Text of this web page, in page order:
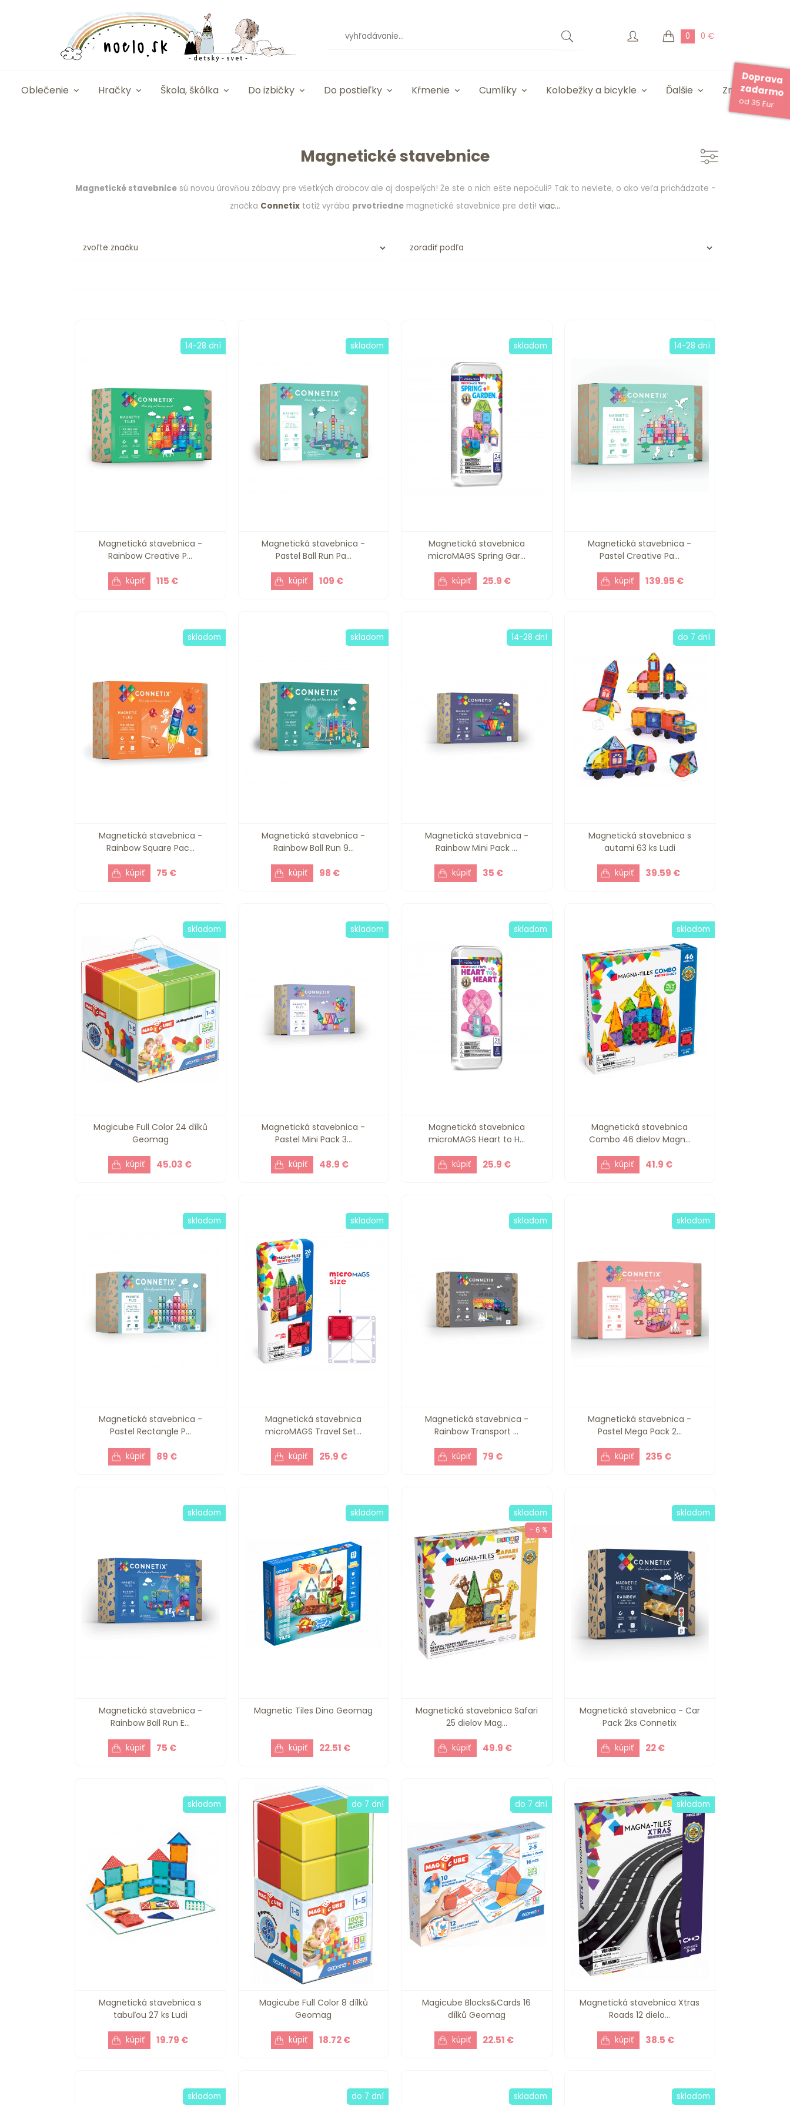
0 0 €
Doprava
zadarmo
od 35 Eur
Oblečenie Hračky Škola, škôlka Do izbičky Do postieľky Kŕmenie Cumlíky Kolobežky a bicykle Ďalšie Značky
Magnetické stavebnice
Magnetické stavebnicesú novou úrovňou zábavy pre všetkých drobcov ale aj dospelých! Že ste o nich ešte nepočuli? Tak to neviete, o ako veľa prichádzate -
značka Connetix totiž vyrába prvotriedne magnetické stavebnice pre deti! viac...
Magnetická stavebnica -
Rainbow Creative P...
115 €
14-28 dní
Magnetická stavebnica -
Pastel Ball Run Pa...
109 €
skladom
Magnetická stavebnica
microMAGS Spring Gar...
25.9 €
skladom
Magnetická stavebnica -
Pastel Creative Pa...
139.95 €
14-28 dní
Magnetická stavebnica -
Rainbow Square Pac...
75 €
skladom
Magnetická stavebnica -
Rainbow Ball Run 9...
98 €
skladom
Magnetická stavebnica -
Rainbow Mini Pack ...
35 €
14-28 dní
Magnetická stavebnica s
autami 63 ks Ludi
39.59 €
do 7 dní
Magicube Full Color 24 dílků
Geomag
45.03 €
skladom
Magnetická stavebnica -
Pastel Mini Pack 3...
48.9 €
skladom
Magnetická stavebnica
microMAGS Heart to H...
25.9 €
skladom
Magnetická stavebnica
Combo 46 dielov Magn...
41.9 €
skladom
Magnetická stavebnica -
Pastel Rectangle P...
89 €
skladom
Magnetická stavebnica
microMAGS Travel Set...
25.9 €
skladom
Magnetická stavebnica -
Rainbow Transport ...
79 €
skladom
Magnetická stavebnica -
Pastel Mega Pack 2...
235 €
skladom
Magnetická stavebnica -
Rainbow Ball Run E...
75 €
skladom
Magnetic Tiles Dino Geomag
22.51 €
skladom
Magnetická stavebnica Safari
25 dielov Mag...
49.9 €
skladom
- 6 %
Magnetická stavebnica - Car
Pack 2ks Connetix
22 €
skladom
Magnetická stavebnica s
tabuľou 27 ks Ludi
19.79 €
skladom
Magicube Full Color 8 dílků
Geomag
18.72 €
do 7 dní
Magicube Blocks&Cards 16
dílků Geomag
22.51 €
do 7 dní
Magnetická stavebnica Xtras
Roads 12 dielo...
38.5 €
skladom
skladom do 7 dní skladom skladom